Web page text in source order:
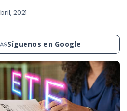
2021
Síguenos en Google